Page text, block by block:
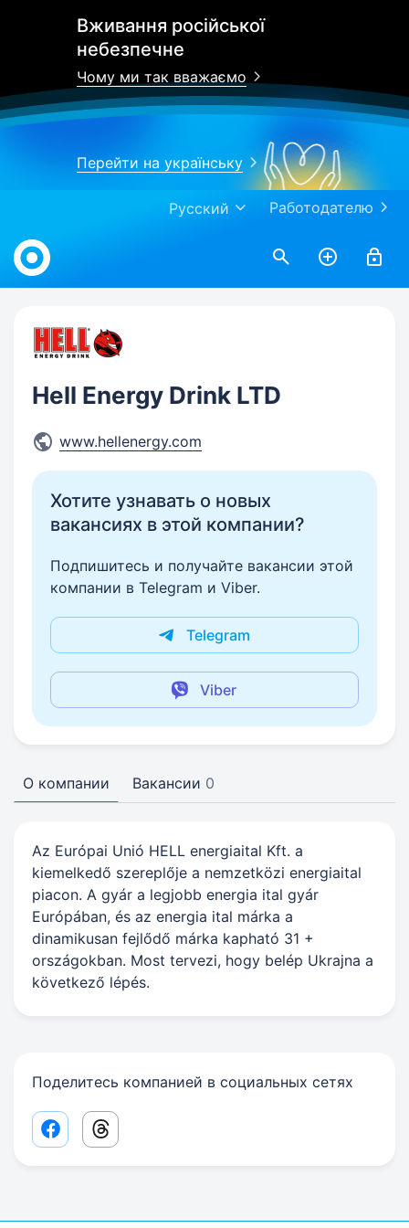
Вживання російської
небезпечне
Чому ми так вважаємо
Перейти на українську
Работодателю
Русский
Work.ua
Hell Energy Drink LTD
www.hellenergy.com
Хотите узнавать о новых
вакансиях в этой компании?
Подпишитесь и получайте вакансии этой
компании в Telegram и Viber.
Telegram
Viber
О компании Вакансии 0
Az Európai Unió HELL energiaital Kft. a
kiemelkedő szereplője a nemzetközi energiaital
piacon. A gyár a legjobb energia ital gyár
Európában, és az energia ital márka a
dinamikusan fejlődő márka kapható 31 +
országokban. Most tervezi, hogy belép Ukrajna a
következő lépés.
Поделитесь компанией в социальных сетях
Facebook share link
Threads share link